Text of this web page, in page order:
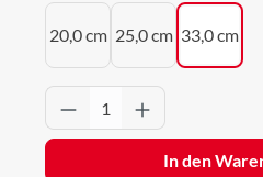
20,0 cm 25,0 cm 33,0 cm
Produkt Anzahl:
In den